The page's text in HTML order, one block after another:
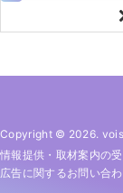
Copyright © 2026. vois
情報提供・取材案内の
広告に関するお問い合